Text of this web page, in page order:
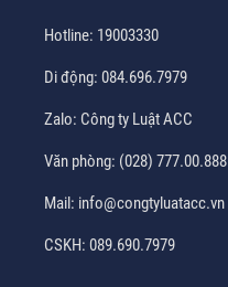
Hotline: 19003330
Di động: 084.696.7979
Zalo: Công ty Luật ACC
Văn phòng: (028) 777.00.888
Mail: info@congtyluatacc.vn
CSKH: 089.690.7979